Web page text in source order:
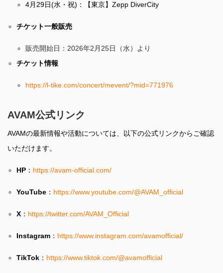
4月29日(水・祝)：【東京】Zepp DiverCity
チケット一般販売
販売開始日：2026年2月25日（水）より
チケット情報
https://l-tike.com/concert/mevent/?mid=771976
AVAM公式リンク
AVAMの最新情報や活動については、以下の公式リンクからご確認
いただけます。
HP ： https://avam-official.com/
YouTube ： https://www.youtube.com/@AVAM_official
X ： https://twitter.com/AVAM_Official
Instagram ： https://www.instagram.com/avamofficial/
TikTok ： https://www.tiktok.com/@avamofficial